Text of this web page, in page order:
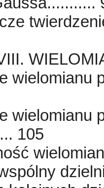
wielomianu
wielomianu
105